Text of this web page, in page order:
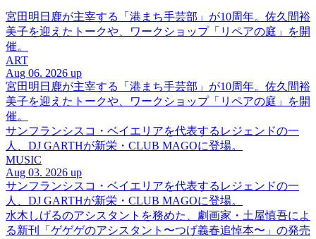
宮田明日鹿が主宰する「港まち手芸部」が10周年。佐久間裕
美子を迎えたトークや、ワークショップ「リペアの庭」を開
催。
ART
Aug 06. 2026 up
宮田明日鹿が主宰する「港まち手芸部」が10周年。佐久間裕
美子を迎えたトークや、ワークショップ「リペアの庭」を開
催。
サンフランシスコ・ベイエリアを代表するレジェンドの一
人、DJ GARTHが新栄・CLUB MAGOに登場。
MUSIC
Aug 03. 2026 up
サンフランシスコ・ベイエリアを代表するレジェンドの一
人、DJ GARTHが新栄・CLUB MAGOに登場。
水木しげるのアシスタントを務めた、劇画家・土屋慎吾によ
る新刊「ゲゲゲのアシスタント〜つげ義春追悼本〜」の発売